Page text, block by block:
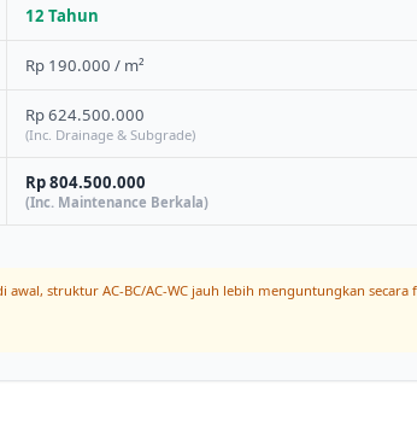
12 Tahun
Rp 190.000 / m²
Rp 624.500.000
(Inc. Drainage & Subgrade)
Rp 804.500.000
(Inc. Maintenance Berkala)
struktur AC-BC/AC-WC jauh lebih menguntungkan